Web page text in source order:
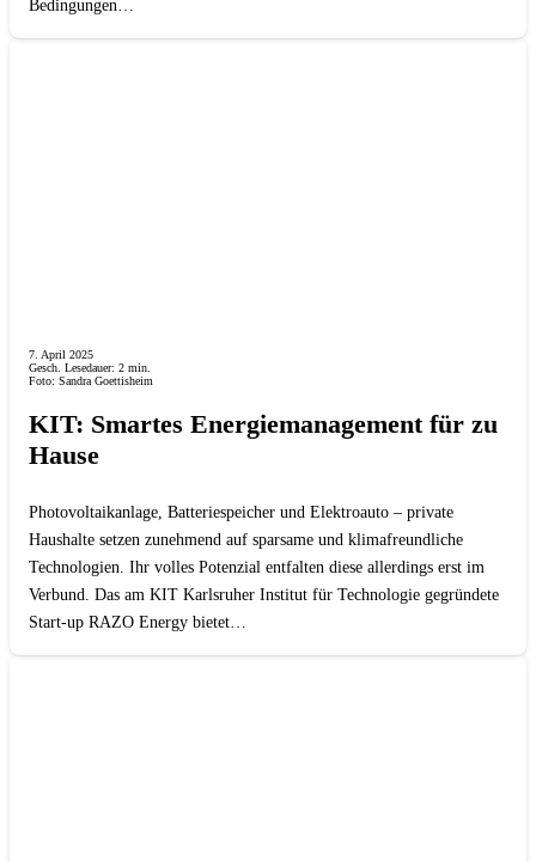
Bedingungen…
7. April 2025
Gesch. Lesedauer: 2 min.
Foto: Sandra Goettisheim
KIT: Smartes Energiemanagement für zu
Hause
Photovoltaikanlage, Batteriespeicher und Elektroauto – private
Haushalte setzen zunehmend auf sparsame und klimafreundliche
Technologien. Ihr volles Potenzial entfalten diese allerdings erst im
Verbund. Das am KIT Karlsruher Institut für Technologie gegründete
Start-up RAZO Energy bietet…